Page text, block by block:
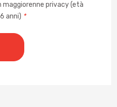
maggiorenne privacy (età
anni) *